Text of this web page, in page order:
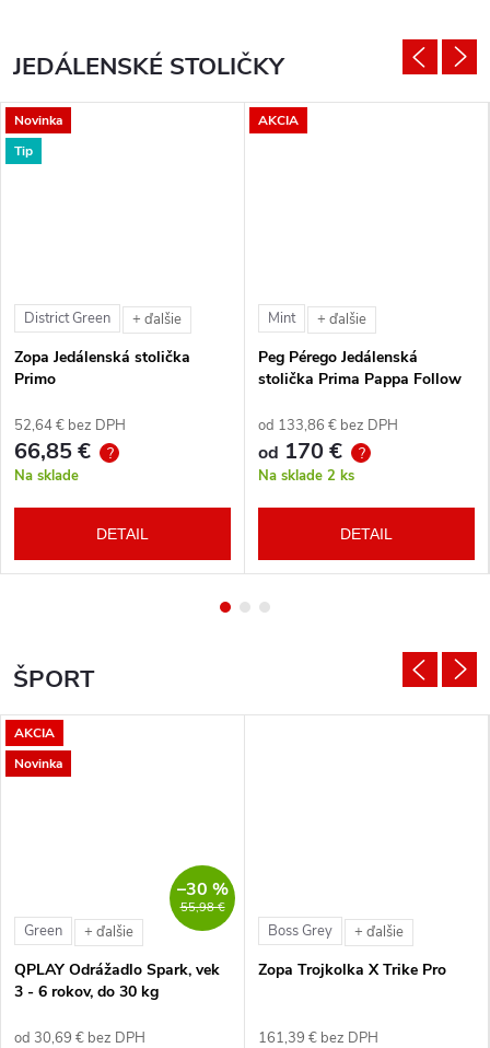
JEDÁLENSKÉ STOLIČKY
Novinka
Tip
District Green + ďalšie
Zopa Jedálenská stolička
Primo
52,64 € bez DPH
66,85 € ?
Na sklade
DETAIL
AKCIA
Mint + ďalšie
Peg Pérego Jedálenská
stolička Prima Pappa Follow
od 133,86 € bez DPH
od 170 € ?
Na sklade 2 ks
DETAIL
ŠPORT
AKCIA
Novinka
55,98 €
–30 %
Green + ďalšie
QPLAY Odrážadlo Spark, vek
3 - 6 rokov, do 30 kg
od 30,69 € bez DPH
Boss Grey + ďalšie
Zopa Trojkolka X Trike Pro
161,39 € bez DPH